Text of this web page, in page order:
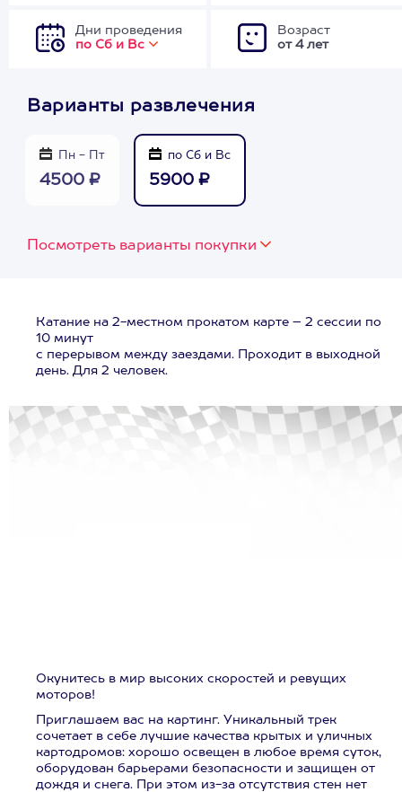
Дни проведения
по Сб и Вс
Возраст
от 4 лет
Варианты развлечения
Пн - Пт
4500 ₽
по Сб и Вс
5900 ₽
Посмотреть варианты покупки
Катание на 2-местном прокатом карте – 2 сессии по
10 минут
с перерывом между заездами. Проходит в выходной
день. Для 2 человек.
Окунитесь в мир высоких скоростей и ревущих
моторов!
Приглашаем вас на картинг. Уникальный трек
сочетает в себе лучшие качества крытых и уличных
картодромов: хорошо освещен в любое время суток,
оборудован барьерами безопасности и защищен от
дождя и снега. При этом из-за отсутствия стен нет